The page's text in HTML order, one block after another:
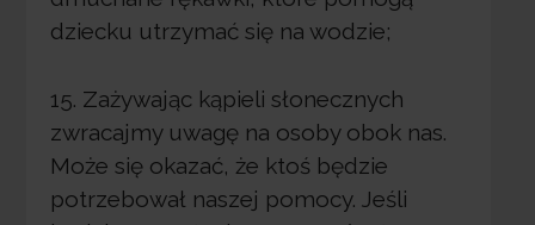
dziecku utrzymać się na wodzie;
15. Zażywając kąpieli słonecznych
zwracajmy uwagę na osoby obok nas.
Może się okazać, że ktoś będzie
potrzebował naszej pomocy. Jeśli